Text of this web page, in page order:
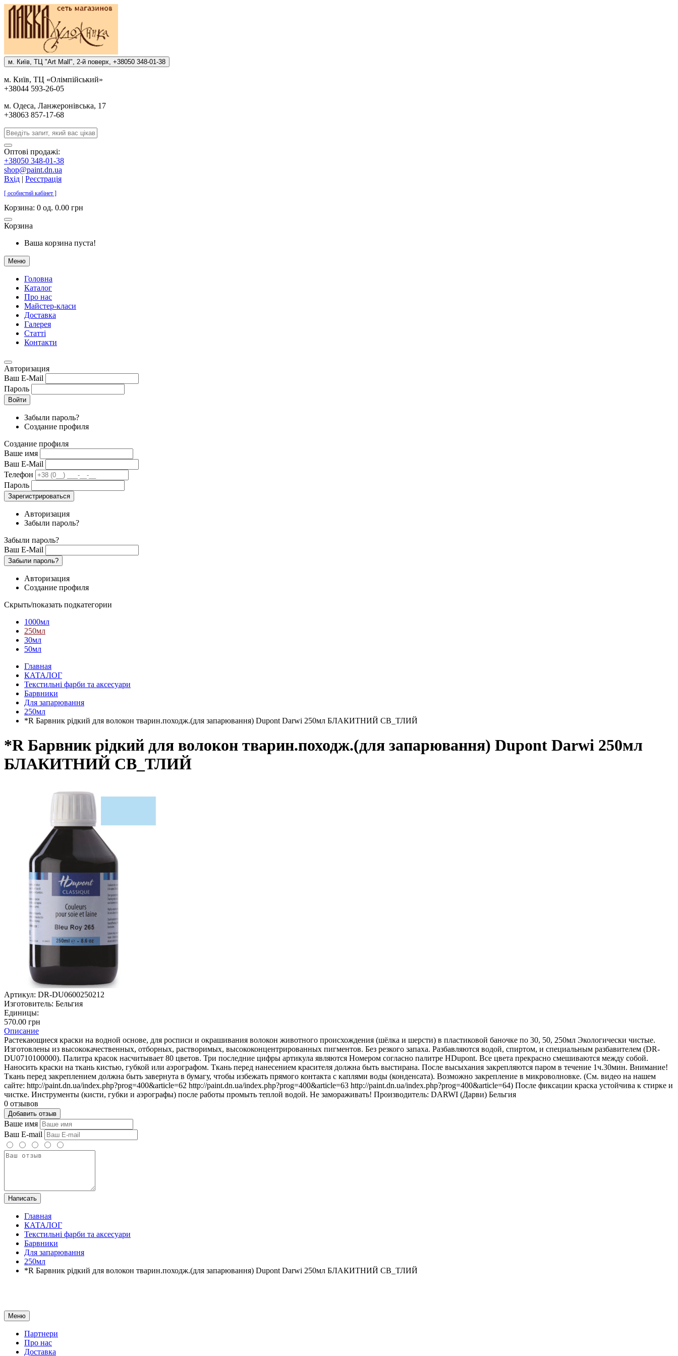
м. Киïв, ТЦ "Art Mall", 2-й поверх, +38050 348-01-38
м. Киïв, ТЦ «Олiмпiйський»
+38044 593-26-05
м. Одеса, Ланжеронiвська, 17
+38063 857-17-68
Оптові продажі:
+38050 348-01-38
shop@paint.dn.ua
Вхід | Реєстрація
[ особистий кабінет ]
Корзина: 0 од. 0.00 грн
Корзина
Ваша корзина пуста!
Меню
Головна
Каталог
Про нас
Майстер-класи
Доставка
Галерея
Статтi
Контакти
Авторизация
Ваш E-Mail
Пароль
Войти
Забыли пароль?
Создание профиля
Создание профиля
Ваше имя
Ваш E-Mail
Телефон
Пароль
Зарегистрироваться
Авторизация
Забыли пароль?
Забыли пароль?
Ваш E-Mail
Забыли пароль?
Авторизация
Создание профиля
Скрыть/показать подкатегории
1000мл
250мл
30мл
50мл
Главная
КАТАЛОГ
Текстильні фарби та аксесуари
Барвники
Для запарювання
250мл
*R Барвник рідкий для волокон тварин.походж.(для запарювання) Dupont Darwi 250мл БЛАКИТНИЙ СВ_ТЛИЙ
*R Барвник рідкий для волокон тварин.походж.(для запарювання) Dupont Darwi 250мл
БЛАКИТНИЙ СВ_ТЛИЙ
Артикул: DR-DU0600250212
Изготовитель: Бельгия
Единицы:
570.00 грн
Описание
Растекающиеся краски на водной основе, для росписи и окрашивания волокон животного происхождения (шёлка и шерсти) в пластиковой баночке по 30, 50, 250мл Экологически чистые.
Изготовлены из высококачественных, отборных, растворимых, высококонцентрированных пигментов. Без резкого запаха. Разбавляются водой, спиртом, и специальным разбавителем (DR-
DU0710100000). Палитра красок насчитывает 80 цветов. Три последние цифры артикула являются Номером согласно палитре HDupont. Все цвета прекрасно смешиваются между собой.
Наносить краски на ткань кистью, губкой или аэрографом. Ткань перед нанесением красителя должна быть выстирана. После высыхания закрепляются паром в течение 1ч.30мин. Внимание!
Ткань перед закреплением должна быть завернута в бумагу, чтобы избежать прямого контакта с каплями воды (конденсата). Возможно закрепление в микроволновке. (См. видео на нашем
сайте: http://paint.dn.ua/index.php?prog=400&article=62 http://paint.dn.ua/index.php?prog=400&article=63 http://paint.dn.ua/index.php?prog=400&article=64) После фиксации краска устойчива к стирке и
чистке. Инструменты (кисти, губки и аэрографы) после работы промыть теплой водой. Не замораживать! Производитель: DARWI (Дарви) Бельгия
0 отзывов
Добавить отзыв
Ваше имя
Ваш E-mail
Написать
Главная
КАТАЛОГ
Текстильні фарби та аксесуари
Барвники
Для запарювання
250мл
*R Барвник рідкий для волокон тварин.походж.(для запарювання) Dupont Darwi 250мл БЛАКИТНИЙ СВ_ТЛИЙ
Меню
Партнери
Про нас
Доставка